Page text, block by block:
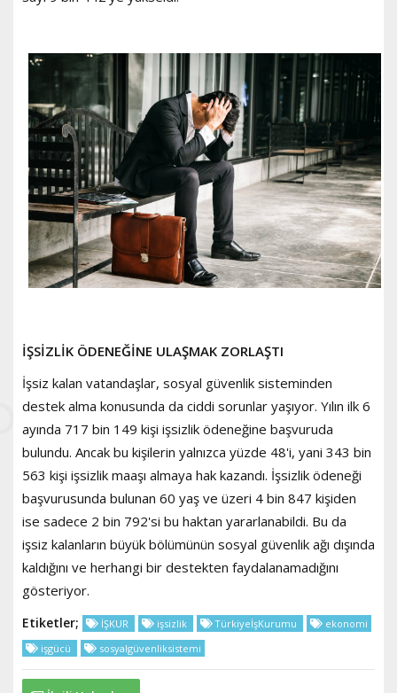
İŞSİZLİK ÖDENEĞİNE ULAŞMAK ZORLAŞTI
İşsiz kalan vatandaşlar, sosyal güvenlik sisteminden
destek alma konusunda da ciddi sorunlar yaşıyor. Yılın ilk 6
ayında 717 bin 149 kişi işsizlik ödeneğine başvuruda
bulundu. Ancak bu kişilerin yalnızca yüzde 48'i, yani 343 bin
563 kişi işsizlik maaşı almaya hak kazandı. İşsizlik ödeneği
başvurusunda bulunan 60 yaş ve üzeri 4 bin 847 kişiden
ise sadece 2 bin 792'si bu haktan yararlanabildi. Bu da
işsiz kalanların büyük bölümünün sosyal güvenlik ağı dışında
kaldığını ve herhangi bir destekten faydalanamadığını
gösteriyor.
Etiketler; İŞKUR işsizlik TürkiyeİşKurumu
ekonomi
işgücü
sosyalgüvenliksistemi